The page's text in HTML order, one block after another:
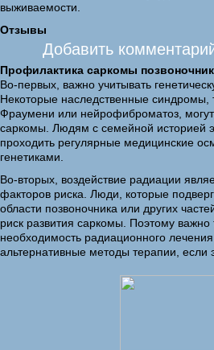
выживаемости.
Отзывы
Добавить
Профилактика саркомы
Во-первых, важно учитывать
Некоторые наследственные синдромы,
Фраумени или нейрофиброматоз, могут
саркомы. Людям с семейной историей
проходить регулярные медицинские
генетиками.
Во-вторых, воздействие радиации
факторов риска. Люди, которые
области позвоночника или других
риск развития саркомы. Поэтому
необходимость радиационного
альтернативные методы терапии, если